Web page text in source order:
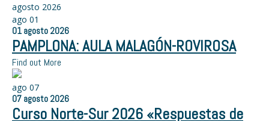
agosto 2026
ago 01
01 agosto 2026
PAMPLONA: AULA MALAGÓN-ROVIROSA
Find out More
ago 07
07 agosto 2026
Curso Norte-Sur 2026 «Respuestas de